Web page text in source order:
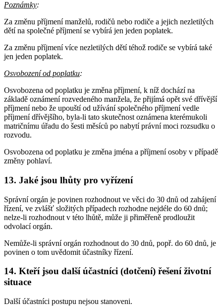
Poznámky:
Za změnu příjmení manželů, rodičů nebo rodiče a jejich nezletilých
dětí na společné příjmení se vybírá jen jeden poplatek.
Za změnu příjmení více nezletilých dětí téhož rodiče se vybírá také
jen jeden poplatek.
Osvobození od poplatku:
Osvobozena od poplatku je změna příjmení, k níž dochází na
základě oznámení rozvedeného manžela, že přijímá opět své dřívější
příjmení nebo že upouští od užívání společného příjmení vedle
příjmení dřívějšího, byla-li tato skutečnost oznámena kterémukoli
matričnímu úřadu do šesti měsíců po nabytí právní moci rozsudku o
rozvodu.
Osvobozena od poplatku je změna jména a příjmení osoby v případě
změny pohlaví.
13. Jaké jsou lhůty pro vyřízení
Správní orgán je povinen rozhodnout ve věci do 30 dnů od zahájení
řízení, ve zvlášť složitých případech rozhodne nejdéle do 60 dnů;
nelze-li rozhodnout v této lhůtě, může ji přiměřeně prodloužit
odvolací orgán.
Nemůže-li správní orgán rozhodnout do 30 dnů, popř. do 60 dnů, je
povinen o tom uvědomit účastníky řízení.
14. Kteří jsou další účastníci (dotčení) řešení životní
situace
Další účastníci postupu nejsou stanoveni.